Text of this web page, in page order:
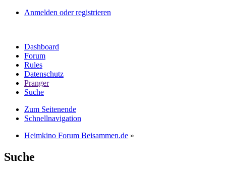
Anmelden oder registrieren
Dashboard
Forum
Rules
Datenschutz
Pranger
Suche
Zum Seitenende
Schnellnavigation
Heimkino Forum Beisammen.de »
Suche